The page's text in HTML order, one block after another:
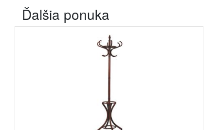
Ďalšia ponuka